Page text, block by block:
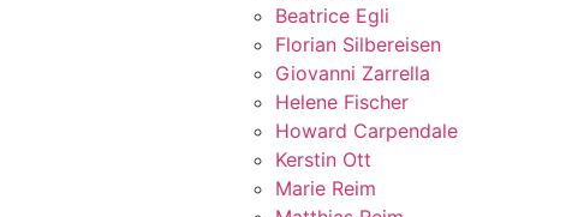
Beatrice Egli
Florian Silbereisen
Giovanni Zarrella
Helene Fischer
Howard Carpendale
Kerstin Ott
Marie Reim